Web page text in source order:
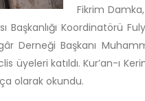
Fikrim
Koordinatörü
Derneği Başkanı
üyeleri katıldı. Kur’an-ı
olarak okundu.